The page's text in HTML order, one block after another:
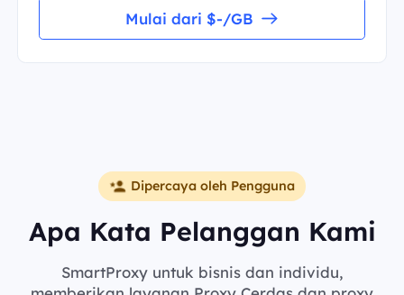
Mulai dari $-/GB
Dipercaya oleh Pengguna
Apa Kata Pelanggan Kami
SmartProxy untuk bisnis dan individu,